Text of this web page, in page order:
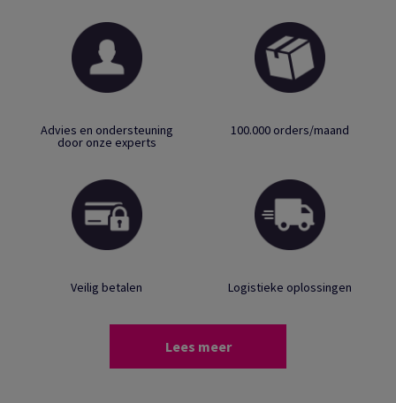
Advies en ondersteuning
door onze experts
100.000 orders/maand
Veilig betalen Logistieke oplossingen
Lees meer